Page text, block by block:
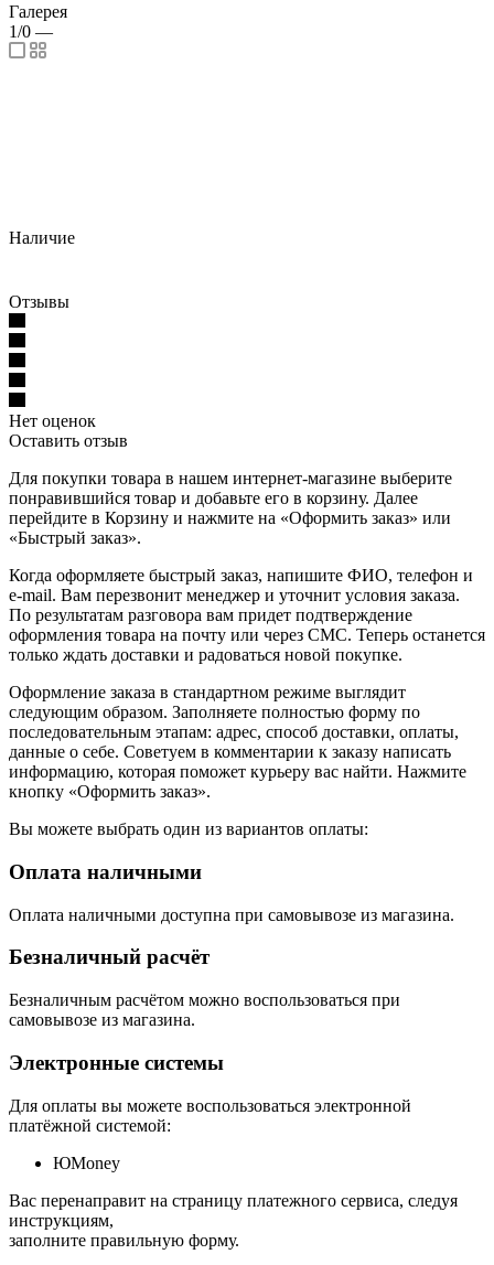
Галерея
1/0 —
Наличие
Отзывы
Нет оценок
Оставить отзыв
Для покупки товара в нашем интернет-магазине выберите
понравившийся товар и добавьте его в корзину. Далее
перейдите в Корзину и нажмите на «Оформить заказ» или
«Быстрый заказ».
Когда оформляете быстрый заказ, напишите ФИО, телефон и
e-mail. Вам перезвонит менеджер и уточнит условия заказа.
По результатам разговора вам придет подтверждение
оформления товара на почту или через СМС. Теперь останется
только ждать доставки и радоваться новой покупке.
Оформление заказа в стандартном режиме выглядит
следующим образом. Заполняете полностью форму по
последовательным этапам: адрес, способ доставки, оплаты,
данные о себе. Советуем в комментарии к заказу написать
информацию, которая поможет курьеру вас найти. Нажмите
кнопку «Оформить заказ».
Вы можете выбрать один из вариантов оплаты:
Оплата наличными
Оплата наличными доступна при самовывозе из магазина.
Безналичный расчёт
Безналичным расчётом можно воспользоваться при
самовывозе из магазина.
Электронные системы
Для оплаты вы можете воспользоваться электронной
платёжной системой:
ЮMoney
Вас перенаправит на страницу платежного сервиса, следуя
инструкциям,
заполните правильную форму.